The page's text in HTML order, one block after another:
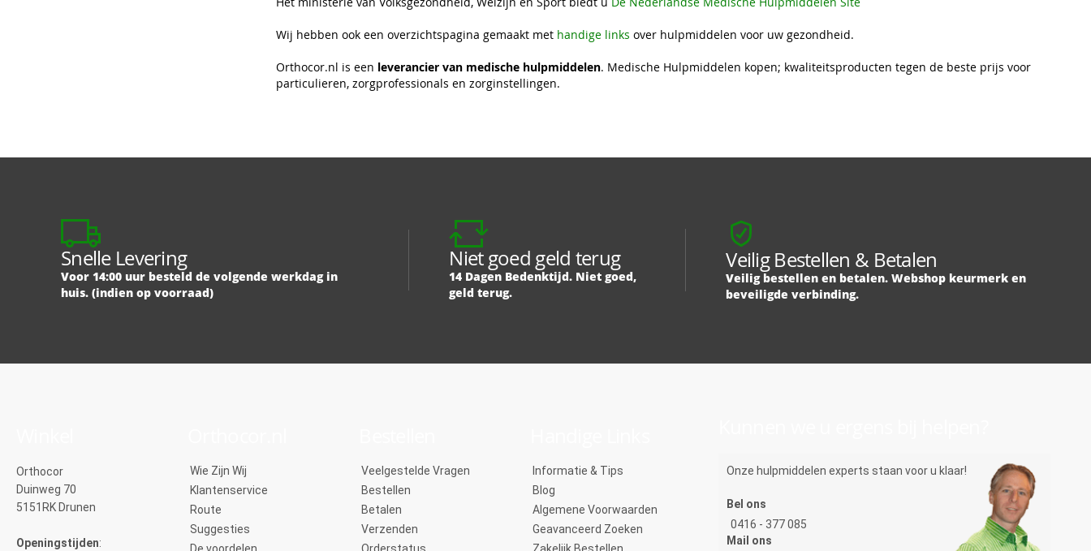
Wij hebben ook een overzichtspagina gemaakt met handige links over hulpmiddelen voor uw gezondheid.
Orthocor.nl is een leverancier van medische hulpmiddelen. Medische Hulpmiddelen kopen; kwaliteitsproducten tegen de beste prijs voor
particulieren, zorgprofessionals en zorginstellingen.
Snelle Levering
Voor 14:00 uur besteld de volgende werkdag in
huis. (indien op voorraad)
Niet goed geld terug
14 Dagen Bedenktijd. Niet goed,
geld terug.
Veilig Bestellen & Betalen
Veilig bestellen en betalen. Webshop keurmerk en
beveiligde verbinding.
Onze hulpmiddelen experts staan voor u klaar!
Bel ons
0416 - 377 085
Mail ons
Orthocor
Duinweg 70
5151RK Drunen
Openingstijden:
Wie Zijn Wij
Klantenservice
Route
Suggesties
De voordelen
Veelgestelde Vragen
Bestellen
Betalen
Verzenden
Orderstatus
Informatie & Tips
Blog
Algemene Voorwaarden
Geavanceerd Zoeken
Zakelijk Bestellen